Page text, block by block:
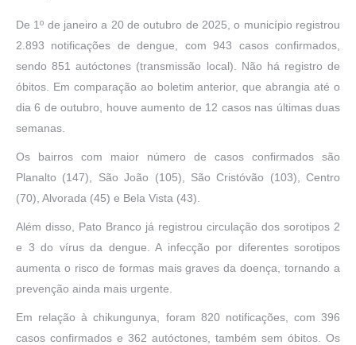
De 1º de janeiro a 20 de outubro de 2025, o município registrou
2.893 notificações de dengue, com 943 casos confirmados,
sendo 851 autóctones (transmissão local). Não há registro de
óbitos. Em comparação ao boletim anterior, que abrangia até o
dia 6 de outubro, houve aumento de 12 casos nas últimas duas
semanas.
Os bairros com maior número de casos confirmados são
Planalto (147), São João (105), São Cristóvão (103), Centro
(70), Alvorada (45) e Bela Vista (43).
Além disso, Pato Branco já registrou circulação dos sorotipos 2
e 3 do vírus da dengue. A infecção por diferentes sorotipos
aumenta o risco de formas mais graves da doença, tornando a
prevenção ainda mais urgente.
Em relação à chikungunya, foram 820 notificações, com 396
casos confirmados e 362 autóctones, também sem óbitos. Os